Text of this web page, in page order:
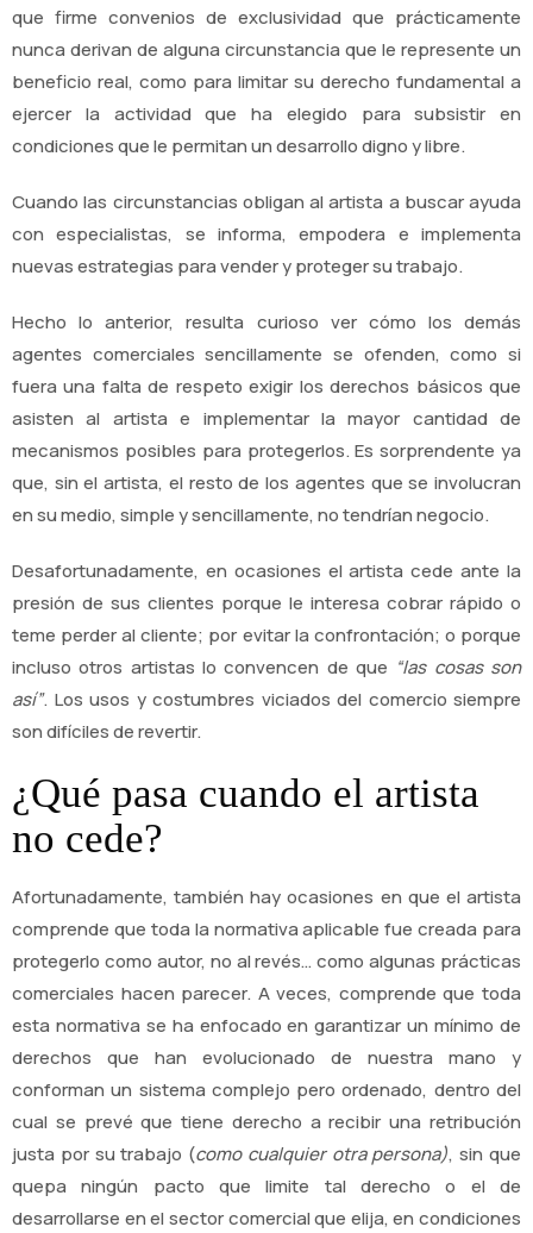
que firme convenios de exclusividad que prácticamente
nunca derivan de alguna circunstancia que le represente un
beneficio real, como para limitar su derecho fundamental a
ejercer la actividad que ha elegido para subsistir en
condiciones que le permitan un desarrollo digno y libre.
Cuando las circunstancias obligan al artista a buscar ayuda
con especialistas, se informa, empodera e implementa
nuevas estrategias para vender y proteger su trabajo.
Hecho lo anterior, resulta curioso ver cómo los demás
agentes comerciales sencillamente se ofenden, como si
fuera una falta de respeto exigir los derechos básicos que
asisten al artista e implementar la mayor cantidad de
mecanismos posibles para protegerlos. Es sorprendente ya
que, sin el artista, el resto de los agentes que se involucran
en su medio, simple y sencillamente, no tendrían negocio.
Desafortunadamente, en ocasiones el artista cede ante la
presión de sus clientes porque le interesa cobrar rápido o
teme perder al cliente; por evitar la confrontación; o porque
incluso otros artistas lo convencen de que “las cosas son
así”. Los usos y costumbres viciados del comercio siempre
son difíciles de revertir.
¿Qué pasa cuando el artista
no cede?
Afortunadamente, también hay ocasiones en que el artista
comprende que toda la normativa aplicable fue creada para
protegerlo como autor, no al revés… como algunas prácticas
comerciales hacen parecer. A veces, comprende que toda
esta normativa se ha enfocado en garantizar un mínimo de
derechos que han evolucionado de nuestra mano y
conforman un sistema complejo pero ordenado, dentro del
cual se prevé que tiene derecho a recibir una retribución
justa por su trabajo (como cualquier otra persona), sin que
quepa ningún pacto que limite tal derecho o el de
desarrollarse en el sector comercial que elija, en condiciones